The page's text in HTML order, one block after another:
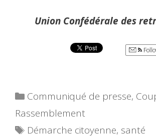
Union Confédérale des
Catégories
Communiqué de presse,
Rassemblement
Étiquettes
Démarche citoyenne, santé